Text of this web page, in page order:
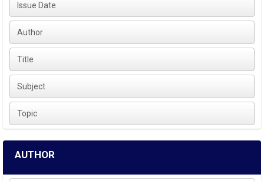
Issue Date
Author
Title
Subject
Topic
AUTHOR